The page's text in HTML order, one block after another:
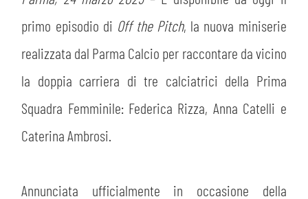
STORE
MUSEO
SLO
MEDIA
ACADEMY
primo episodio di Off the Pitch, la nuova miniserie
realizzata dal Parma Calcio per raccontare da vicino
la doppia carriera di tre calciatrici della Prima
Squadra Femminile: Federica Rizza, Anna Catelli e
Caterina Ambrosi.
Annunciata ufficialmente in occasione della